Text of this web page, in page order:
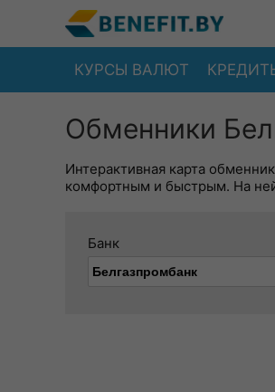
КУРСЫ ВАЛЮТ
Обменники
Интерактивная карта
комфортным и быстрым. На
Банк